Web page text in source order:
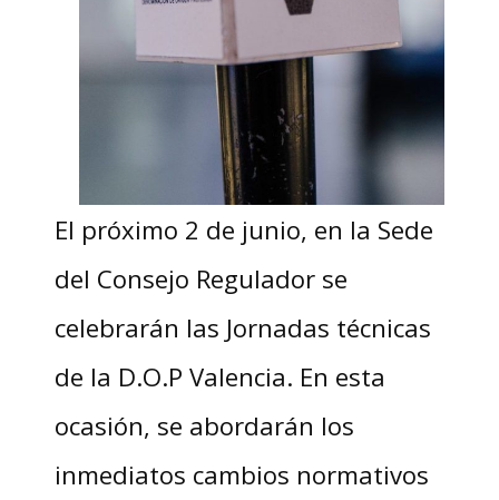
El próximo 2 de junio, en la Sede
del Consejo Regulador se
celebrarán las Jornadas técnicas
de la D.O.P Valencia. En esta
ocasión, se abordarán los
inmediatos cambios normativos